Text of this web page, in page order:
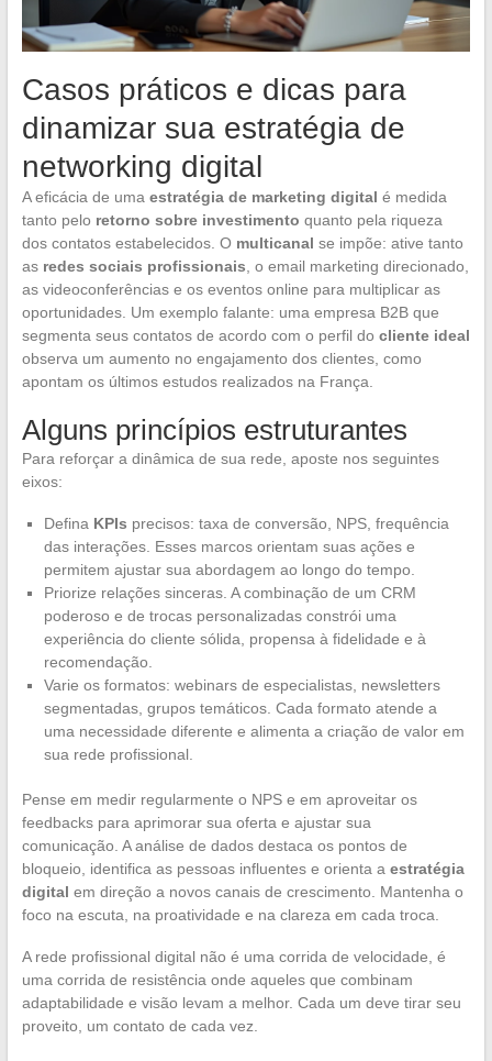
Casos práticos e dicas para
dinamizar sua estratégia de
networking digital
A eficácia de uma estratégia de marketing digital é medida
tanto pelo retorno sobre investimento quanto pela riqueza
dos contatos estabelecidos. O multicanal se impõe: ative tanto
as redes sociais profissionais , o email marketing direcionado,
as videoconferências e os eventos online para multiplicar as
oportunidades. Um exemplo falante: uma empresa B2B que
segmenta seus contatos de acordo com o perfil do cliente ideal
observa um aumento no engajamento dos clientes, como
apontam os últimos estudos realizados na França.
Alguns princípios estruturantes
Para reforçar a dinâmica de sua rede, aposte nos seguintes
eixos:
Defina KPIs precisos: taxa de conversão, NPS, frequência
das interações. Esses marcos orientam suas ações e
permitem ajustar sua abordagem ao longo do tempo.
Priorize relações sinceras. A combinação de um CRM
poderoso e de trocas personalizadas constrói uma
experiência do cliente sólida, propensa à fidelidade e à
recomendação.
Varie os formatos: webinars de especialistas, newsletters
segmentadas, grupos temáticos. Cada formato atende a
uma necessidade diferente e alimenta a criação de valor em
sua rede profissional.
Pense em medir regularmente o NPS e em aproveitar os
feedbacks para aprimorar sua oferta e ajustar sua
comunicação. A análise de dados destaca os pontos de
bloqueio, identifica as pessoas influentes e orienta a estratégia
digital em direção a novos canais de crescimento. Mantenha o
foco na escuta, na proatividade e na clareza em cada troca.
A rede profissional digital não é uma corrida de velocidade, é
uma corrida de resistência onde aqueles que combinam
adaptabilidade e visão levam a melhor. Cada um deve tirar seu
proveito, um contato de cada vez.